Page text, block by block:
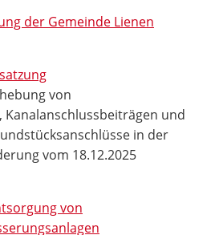
der Gemeinde Lienen
von
Kanalanschlussbeiträgen und
in der
vom 18.12.2025
von